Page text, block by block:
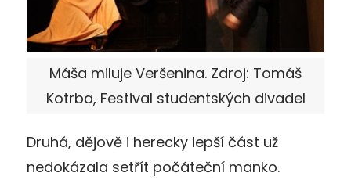
Máša miluje Veršenina. Zdroj: Tomáš
Kotrba, Festival studentských divadel
Druhá, dějově i herecky lepší část už
nedokázala setřít počáteční manko.